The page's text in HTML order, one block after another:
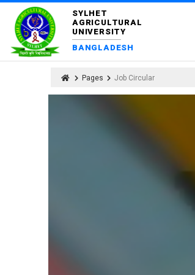
SYLHET
AGRICULTURAL
UNIVERSITY
BANGLADESH
Pages Job Circular